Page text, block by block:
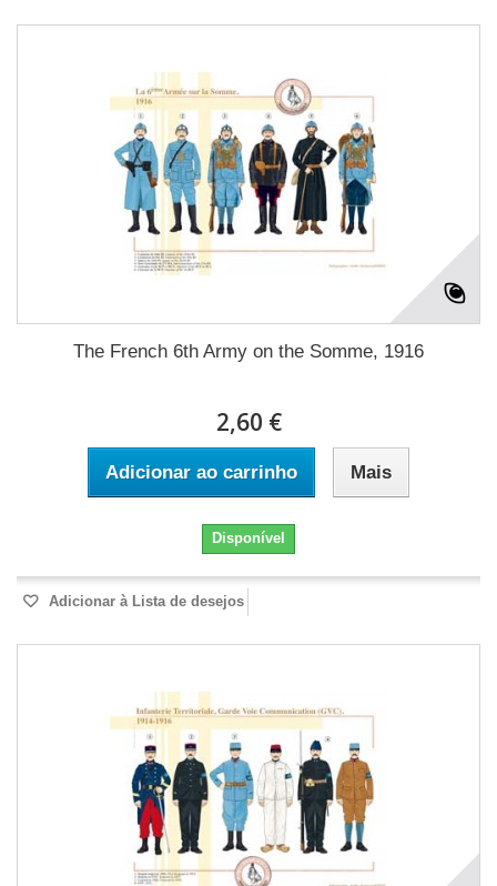
The French 6th Army on the Somme, 1916
2,60 €
Adicionar ao carrinho Mais
Disponível
Adicionar à Lista de desejos